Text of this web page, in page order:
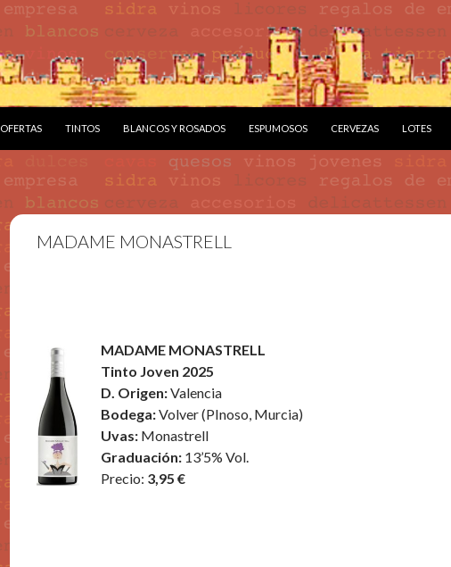
OFERTAS TINTOS BLANCOS Y ROSADOS ESPUMOSOS CERVEZAS LOTES
MADAME MONASTRELL
MADAME MONASTRELL
Tinto Joven 2025
D. Origen:Valencia
Bodega:Volver (PInoso, Murcia)
Uvas: Monastrell
Graduación: 13’5% Vol.
Precio: 3,95 €